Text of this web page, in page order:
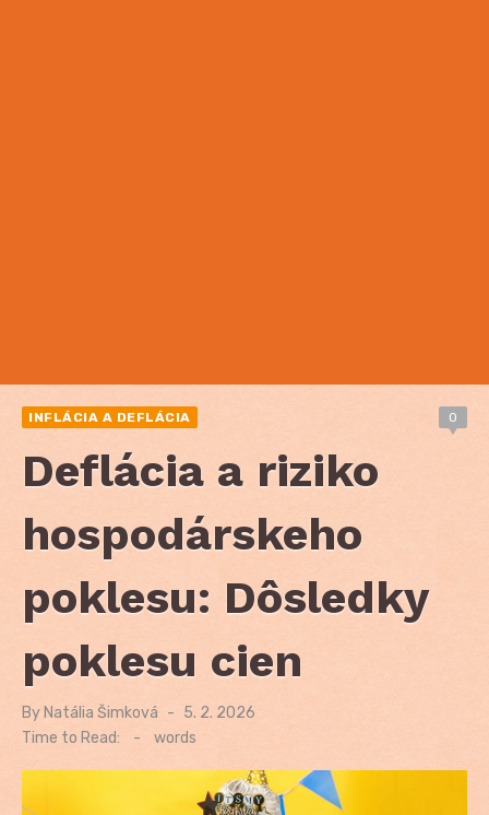
INFLÁCIA A DEFLÁCIA 0
Deflácia a riziko
hospodárskeho
poklesu: Dôsledky
poklesu cien
By Natália Šimková
Posted
on
5. 2. 2026
Time to Read:
- words